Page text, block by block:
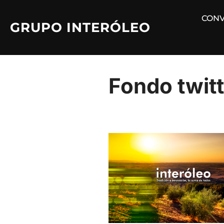
contenido
GRUPO INTERÓLEO
Fondo